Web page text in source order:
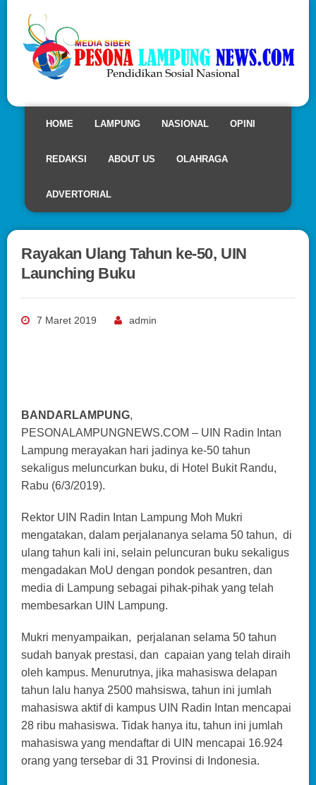
HOME LAMPUNG NASIONAL OPINI
REDAKSI ABOUT US OLAHRAGA
ADVERTORIAL
Rayakan Ulang Tahun ke-50, UIN
Launching Buku
7 Maret 2019 admin
BANDARLAMPUNG,
PESONALAMPUNGNEWS.COM – UIN Radin Intan
Lampung merayakan hari jadinya ke-50 tahun
sekaligus meluncurkan buku, di Hotel Bukit Randu,
Rabu (6/3/2019).
Rektor UIN Radin Intan Lampung Moh Mukri
mengatakan, dalam perjalananya selama 50 tahun, di
ulang tahun kali ini, selain peluncuran buku sekaligus
mengadakan MoU dengan pondok pesantren, dan
media di Lampung sebagai pihak-pihak yang telah
membesarkan UIN Lampung.
Mukri menyampaikan, perjalanan selama 50 tahun
sudah banyak prestasi, dan capaian yang telah diraih
oleh kampus. Menurutnya, jika mahasiswa delapan
tahun lalu hanya 2500 mahsiswa, tahun ini jumlah
mahasiswa aktif di kampus UIN Radin Intan mencapai
28 ribu mahasiswa. Tidak hanya itu, tahun ini jumlah
mahasiswa yang mendaftar di UIN mencapai 16.924
orang yang tersebar di 31 Provinsi di Indonesia.